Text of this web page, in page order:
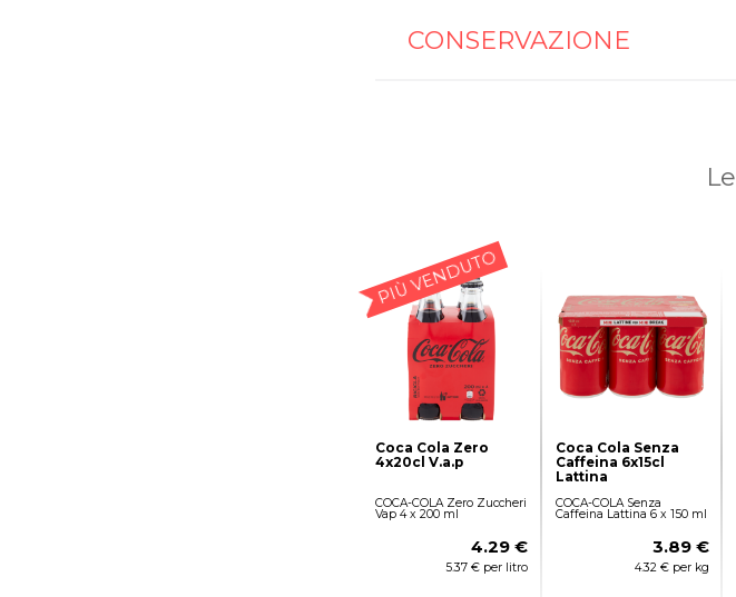
CONSERVAZIONE
Le
PIÙ VENDUTO
Coca Cola Zero
4x20cl V.a.p
COCA-COLA Zero Zuccheri
Vap 4 x 200 ml
4.29 €
5.37 € per litro
Coca Cola Senza
Caffeina 6x15cl
Lattina
COCA-COLA Senza
Caffeina Lattina 6 x 150 ml
3.89 €
4.32 € per kg